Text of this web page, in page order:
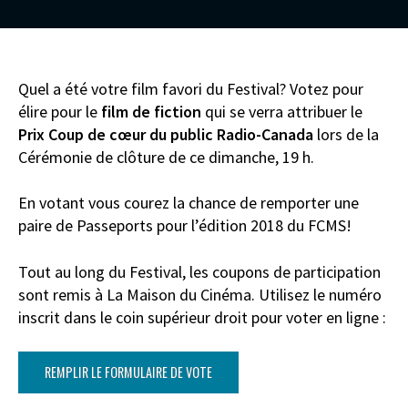
Quel a été votre film favori du Festival? Votez pour
élire pour le film de fiction qui se verra attribuer le
Prix Coup de cœur du public Radio-Canada lors de la
Cérémonie de clôture de ce dimanche, 19 h.
En votant vous courez la chance de remporter une
paire de Passeports pour l’édition 2018 du FCMS!
Tout au long du Festival, les coupons de participation
sont remis à La Maison du Cinéma. Utilisez le numéro
inscrit dans le coin supérieur droit pour voter en ligne :
REMPLIR LE FORMULAIRE DE VOTE